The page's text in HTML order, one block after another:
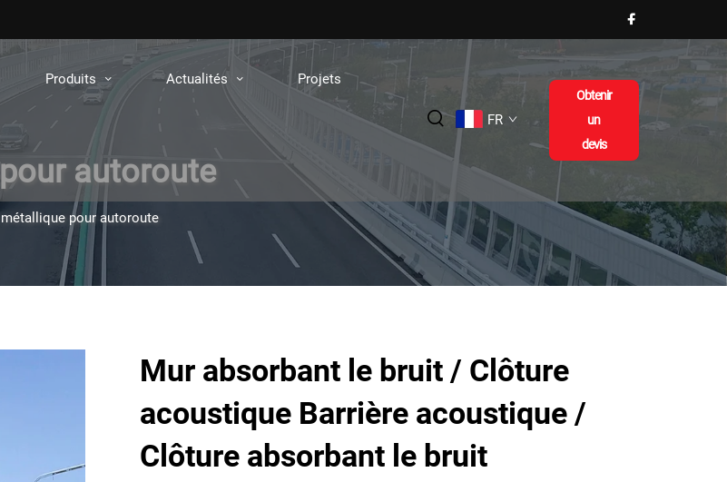
Produits Actualités Projets
FR
Obtenir
un
devis
autoroute
pour autoroute
Mur absorbant le bruit / Clôture
acoustique Barrière acoustique /
Clôture absorbant le bruit